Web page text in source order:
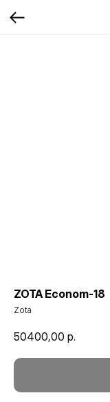
ZOTA Econom-18
Zota
50400,00 р.